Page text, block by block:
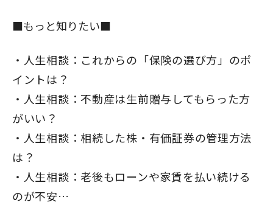
■もっと知りたい■
人生相談：これからの「保険の選び方」のポ
イントは？
人生相談：不動産は生前贈与してもらった方
がいい？
人生相談：相続した株・有価証券の管理方法
は？
人生相談：老後もローンや家賃を払い続ける
のが不安…